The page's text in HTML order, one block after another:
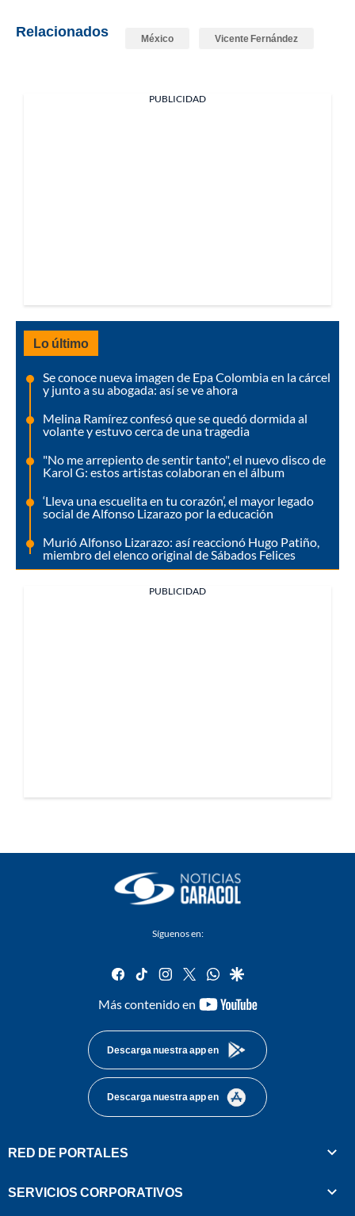
Relacionados México Vicente Fernández
PUBLICIDAD
Lo último
Se conoce nueva imagen de Epa Colombia en la cárcel
y junto a su abogada: así se ve ahora
Melina Ramírez confesó que se quedó dormida al
volante y estuvo cerca de una tragedia
"No me arrepiento de sentir tanto", el nuevo disco de
Karol G: estos artistas colaboran en el álbum
‘Lleva una escuelita en tu corazón’, el mayor legado
social de Alfonso Lizarazo por la educación
Murió Alfonso Lizarazo: así reaccionó Hugo Patiño,
miembro del elenco original de Sábados Felices
PUBLICIDAD
Síguenos en:
facebook
tiktok instagram
twitterwhatsapp
google
Más contenido en
youtube-
Descarga nuestra app en
Descarga nuestra app en
RED DE PORTALES
SERVICIOS CORPORATIVOS